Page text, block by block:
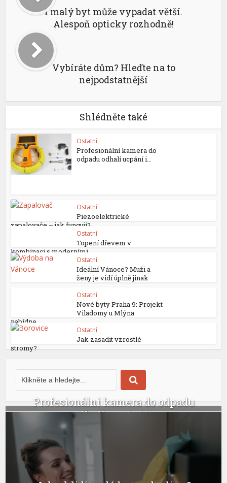
I malý byt může vypadat větší.
Alespoň opticky rozhodně!
Vybíráte dům? Hleďte na to
nejpodstatnější
Shlédněte také
Ostatní
Profesionální kamera do
odpadu odhalí ucpání i...
Ostatní
Piezoelektrické
zapalovače – jak fungují?
Ostatní
Topení dřevem v
kombinaci s moderními...
Ostatní
Ideální Vánoce? Muži a
ženy je vidí úplně jinak
Ostatní
Nové byty Praha 9: Projekt
Viladomy u Mlýna
nabídne...
Ostatní
Jak zasadit vzrostlé
stromy?
Profesionální kamera do odpadu
odhalí ucpání i...